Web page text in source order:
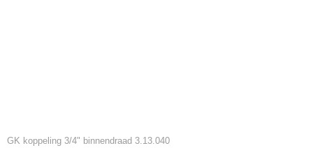
GK koppeling 3/4" binnendraad 3.13.040